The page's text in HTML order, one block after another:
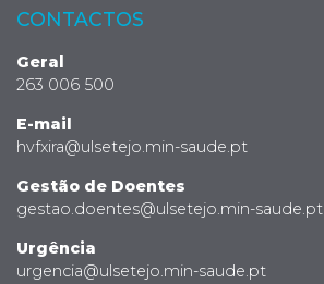
CONTACTOS
Geral
263 006 500
E-mail
hvfxira@ulsetejo.min-saude.pt
Gestão de Doentes
gestao.doentes@ulsetejo.min-saude.pt
Urgência
urgencia@ulsetejo.min-saude.pt